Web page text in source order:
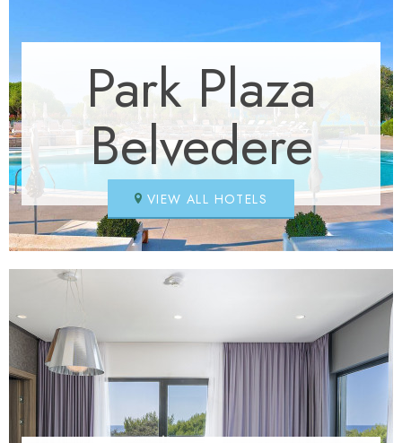
Park Plaza
Belvedere
VIEW ALL HOTELS